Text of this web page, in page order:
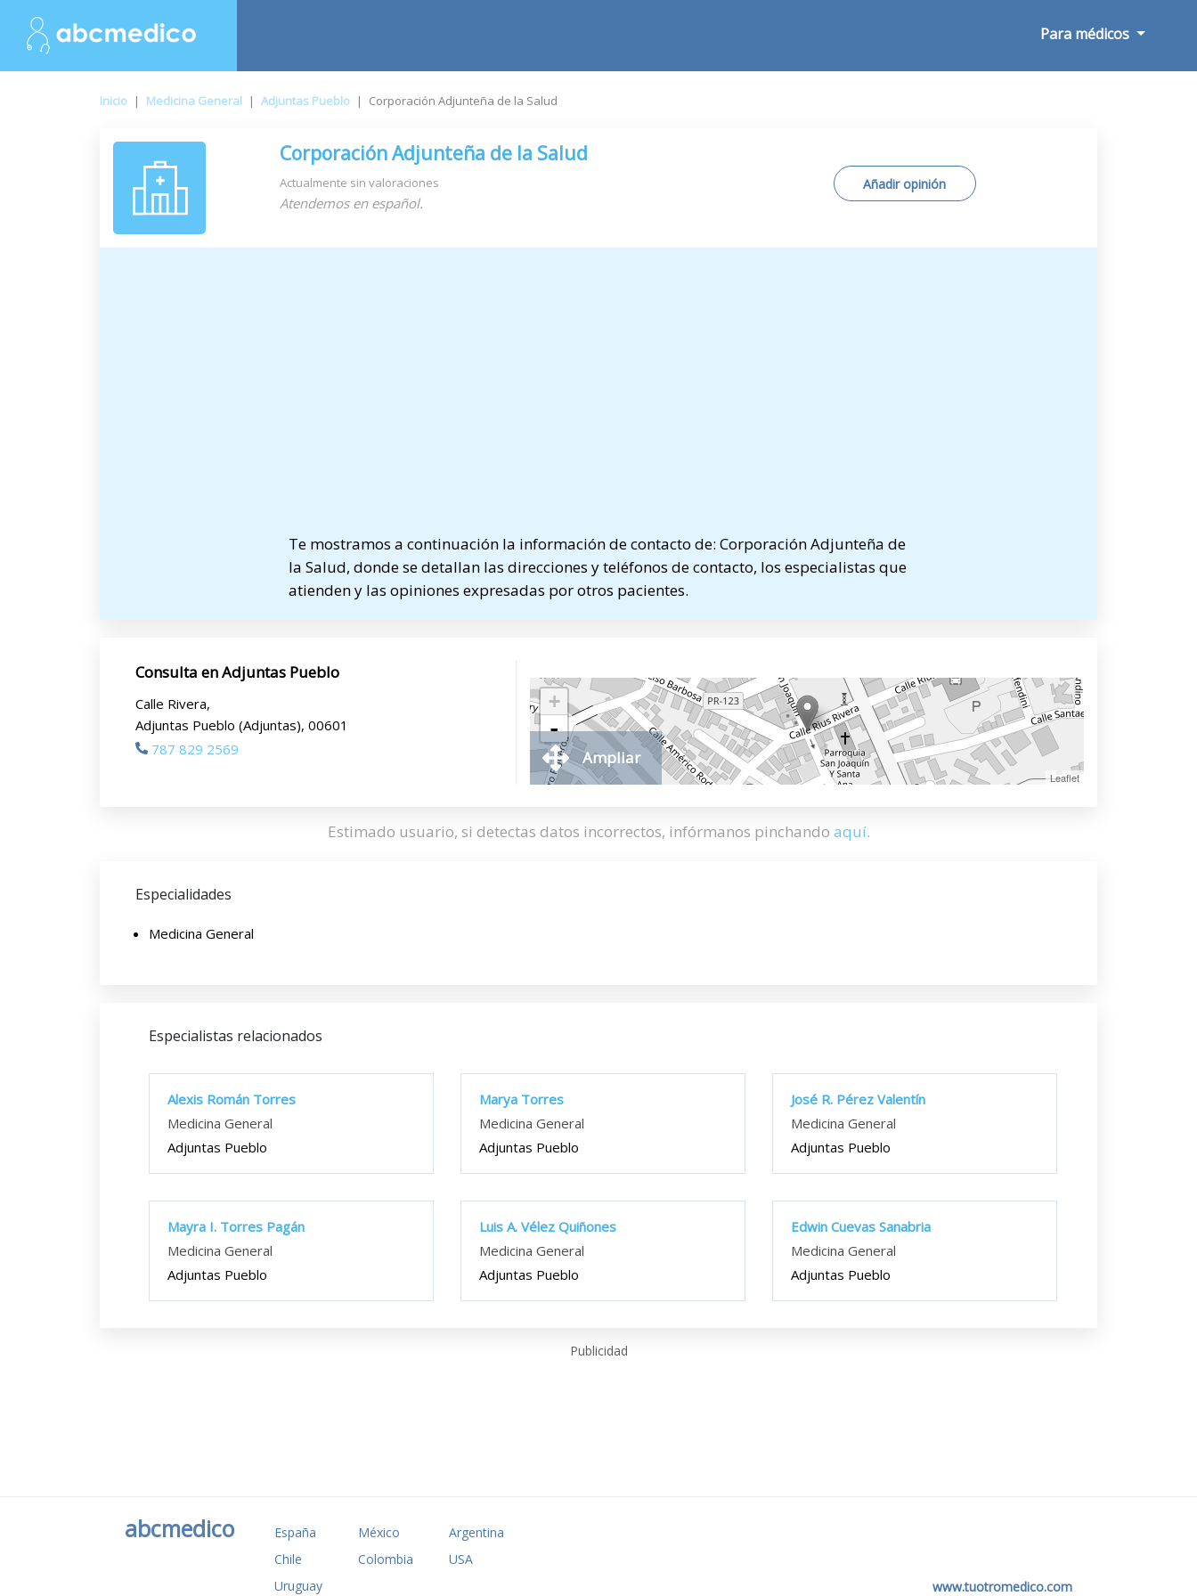
Para médicos
Inicio | Medicina General | Adjuntas Pueblo | Corporación Adjunteña de la Salud
Corporación Adjunteña de la Salud
Actualmente sin valoraciones
Atendemos en español.
Añadir opinión
Te mostramos a continuación la información de contacto de: Corporación Adjunteña de
la Salud, donde se detallan las direcciones y teléfonos de contacto, los especialistas que
atienden y las opiniones expresadas por otros pacientes.
Consulta en Adjuntas Pueblo
Calle Rivera,
Adjuntas Pueblo (Adjuntas), 00601
787 829 2569
+
-
Leaflet
Ampliar
Estimado usuario, si detectas datos incorrectos, infórmanos pinchando aquí.
Especialidades
Medicina General
Especialistas relacionados
Alexis Román Torres
Medicina General
Adjuntas Pueblo
Marya Torres
Medicina General
Adjuntas Pueblo
José R. Pérez Valentín
Medicina General
Adjuntas Pueblo
Mayra I. Torres Pagán
Medicina General
Adjuntas Pueblo
Luis A. Vélez Quiñones
Medicina General
Adjuntas Pueblo
Edwin Cuevas Sanabria
Medicina General
Adjuntas Pueblo
Publicidad
abcmedico España México
Argentina
Chile
Colombia
USA
Uruguay
www.tuotromedico.com